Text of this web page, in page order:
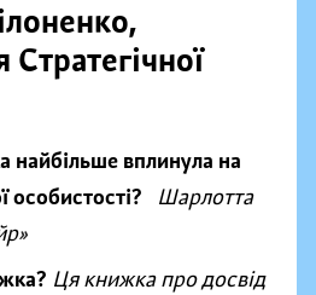
Стратегічної
найбільше вплинула на
Шарлотта
»
Ця книжка про досвід